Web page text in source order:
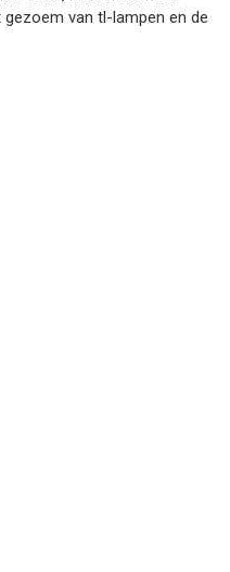
van tl-lampen en de